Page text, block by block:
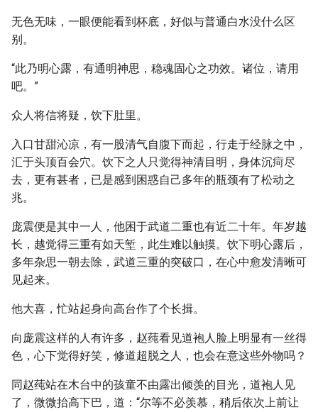
无色无味，一眼便能看到杯底，好似与普通白水没什么区
别。
“此乃明心露，有通明神思，稳魂固心之功效。诸位，请用
吧。”
众人将信将疑，饮下肚里。
入口甘甜沁凉，有一股清气自腹下而起，行走于经脉之中，
汇于头顶百会穴。饮下之人只觉得神清目明，身体沉疴尽
去，更有甚者，已是感到困惑自己多年的瓶颈有了松动之
兆。
庞震便是其中一人，他困于武道二重也有近二十年。年岁越
长，越觉得三重有如天堑，此生难以触摸。饮下明心露后，
多年杂思一朝去除，武道三重的突破口，在心中愈发清晰可
见起来。
他大喜，忙站起身向高台作了个长揖。
向庞震这样的人有许多，赵莼看见道袍人脸上明显有一丝得
色，心下觉得好笑，修道超脱之人，也会在意这些外物吗？
同赵莼站在木台中的孩童不由露出倾羡的目光，道袍人见
了，微微抬高下巴，道：“尔等不必羡慕，稍后依次上前让